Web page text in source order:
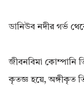
ডানিউব নদীর গর্ভ
জীবনবিমা কোম্পানি
কৃতজ্ঞ হয়ে, অঙ্গীকৃত